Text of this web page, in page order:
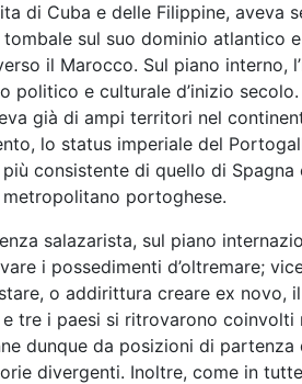
di Cuba e delle Filippine, aveva
sul suo dominio atlantico
il Marocco. Sul piano interno,
politico e culturale d’inizio
già di ampi territori nel
lo status imperiale del
consistente di quello di Spagna
portoghese.
salazarista, sul piano
i possedimenti d’oltremare;
o addirittura creare ex novo,
tre i paesi si ritrovarono coinvolti
dunque da posizioni di
divergenti. Inoltre, come in